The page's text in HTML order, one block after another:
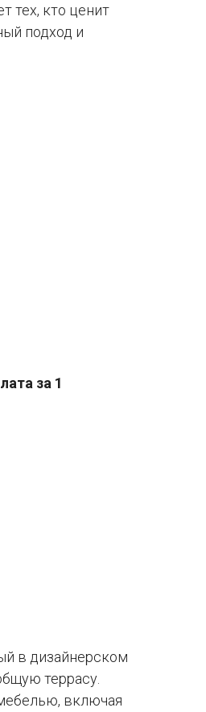
тех, кто ценит
подход и
за 1
в дизайнерском
террасу.
включая